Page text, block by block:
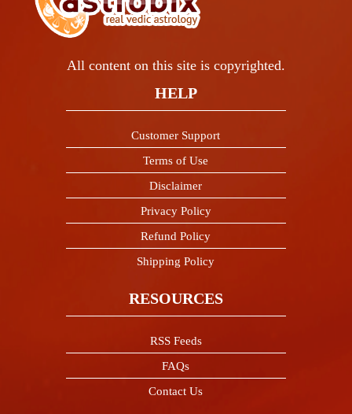
All content on this site is copyrighted.
HELP
Customer Support
Terms of Use
Disclaimer
Privacy Policy
Refund Policy
Shipping Policy
RESOURCES
RSS Feeds
FAQs
Contact Us